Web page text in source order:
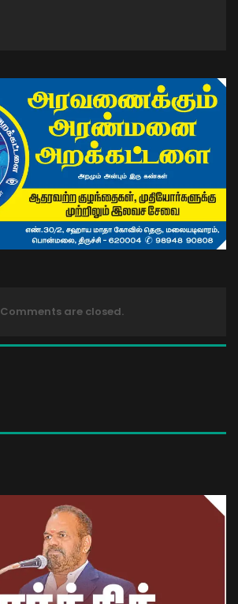
Comments are closed.